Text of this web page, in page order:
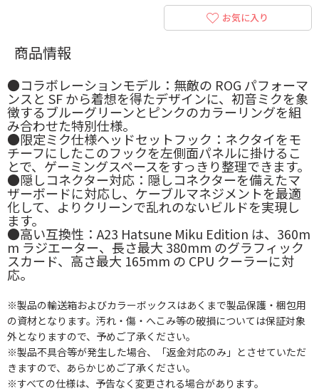
お気に入り
商品情報
●コラボレーションモデル：無敵の ROG パフォーマ
ンスと SF から着想を得たデザインに、初音ミクを象
徴するブルーグリーンとピンクのカラーリングを組
み合わせた特別仕様。
●限定ミク仕様ヘッドセットフック：ネクタイをモ
チーフにしたこのフックを左側面パネルに掛けるこ
とで、ゲーミングスペースをすっきり整理できます。
●隠しコネクター対応：隠しコネクターを備えたマ
ザーボードに対応し、ケーブルマネジメントを最適
化して、よりクリーンで乱れのないビルドを実現し
ます。
●高い互換性：A23 Hatsune Miku Edition は、360m
m ラジエーター、長さ最大 380mm のグラフィック
スカード、高さ最大 165mm の CPU クーラーに対
応。
※製品の輸送箱およびカラーボックスはあくまで製品保護・梱包用
の資材となります。汚れ・傷・へこみ等の破損については保証対象
外となりますので、予めご了承ください。
※製品不具合等が発生した場合、「返金対応のみ」とさせていただ
きますので、あらかじめご了承ください。
※すべての仕様は、予告なく変更される場合があります。